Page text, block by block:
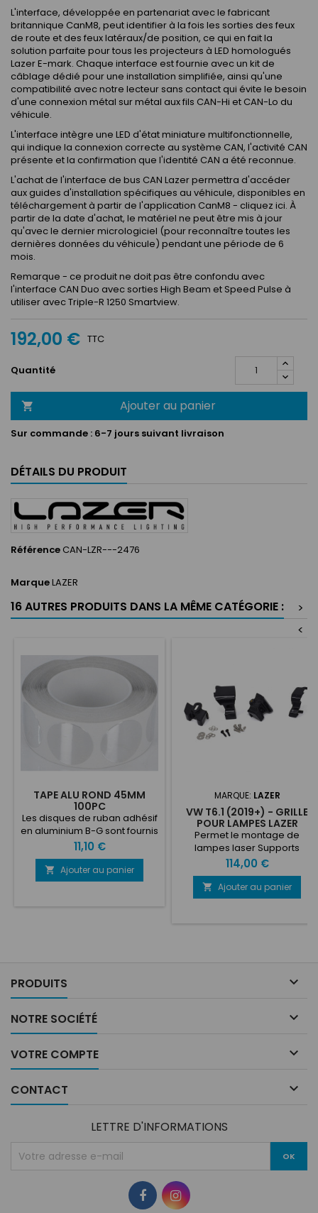
L'interface, développée en partenariat avec le fabricant
britannique CanM8, peut identifier à la fois les sorties des feux
de route et des feux latéraux/de position, ce qui en fait la
solution parfaite pour tous les projecteurs à LED homologués
Lazer E-mark. Chaque interface est fournie avec un kit de
câblage dédié pour une installation simplifiée, ainsi qu'une
compatibilité avec notre lecteur sans contact qui évite le besoin
d'une connexion métal sur métal aux fils CAN-Hi et CAN-Lo du
véhicule.
L'interface intègre une LED d'état miniature multifonctionnelle,
qui indique la connexion correcte au système CAN, l'activité CAN
présente et la confirmation que l'identité CAN a été reconnue.
L'achat de l'interface de bus CAN Lazer permettra d'accéder
aux guides d'installation spécifiques au véhicule, disponibles en
téléchargement à partir de l'application CanM8 - cliquez ici. À
partir de la date d'achat, le matériel ne peut être mis à jour
qu'avec le dernier micrologiciel (pour reconnaître toutes les
dernières données du véhicule) pendant une période de 6
mois.
Remarque - ce produit ne doit pas être confondu avec
l'interface CAN Duo avec sorties High Beam et Speed ​​Pulse à
utiliser avec Triple-R 1250 Smartview.
192,00 € TTC
Quantité
 Ajouter au panier
Sur commande : 6-7 jours suivant livraison
DÉTAILS DU PRODUIT
RéférenceCAN-LZR---2476
MarqueLAZER
16 AUTRES PRODUITS DANS LA MÊME CATÉGORIE :
>
<
TAPE ALU ROND 45MM
100PC
Les disques de ruban adhésif
en aluminium B-G sont fournis
sous forme de disques
prédécoupés de 12, 25 ou 45
mm de diamètre sur un
rouleau de 100 ou 1000
votre voiture ou de votre...
Prix
11,10 €
 Ajouter au panier
MARQUE: LAZER
VW T6.1 (2019+) - GRILLE
POUR LAMPES LAZER
(TRIPLE R- 750/ELITE)
Permet le montage de
lampes laser Supports
spécifiques au véhicule
Qualité OEM Ce kit de
montage sur véhicule est
spécialement conçu pour le
pour monter une seule ou
Prix
114,00 €
 Ajouter au panier
PRODUITS 
NOTRE SOCIÉTÉ 
VOTRE COMPTE 
CONTACT 
LETTRE D'INFORMATIONS